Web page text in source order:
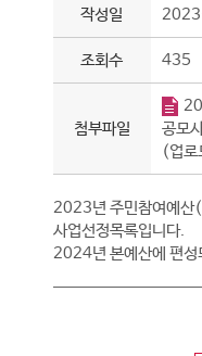
작성일
조회수 435
첨부파일
공모
(업
2023년 주민참여예산
사업선정목록입니다.
2024년 본예산에 편성